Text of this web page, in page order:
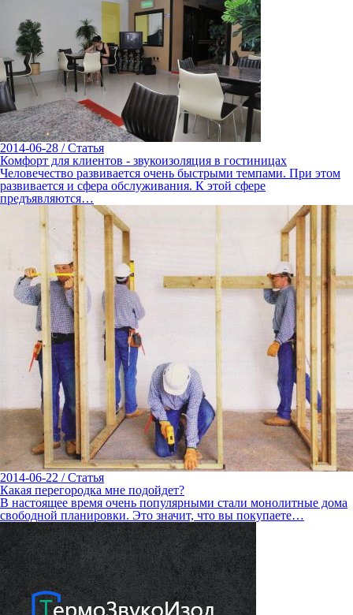
2014-06-28 / Статья
Комфорт для клиентов - звукоизоляция в гостиницах
Человечество развивается очень быстрыми темпами. При этом
развивается и сфера обслуживания. К этой сфере
предъявляются…
2014-06-22 / Статья
Какая перегородка мне подойдет?
В настоящее время очень популярными стали монолитные дома
свободной планировки. Это значит, что вы покупаете…